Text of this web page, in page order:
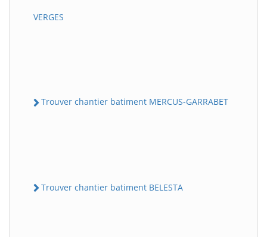
VERGES
Trouver chantier batiment MERCUS-GARRABET
Trouver chantier batiment BELESTA